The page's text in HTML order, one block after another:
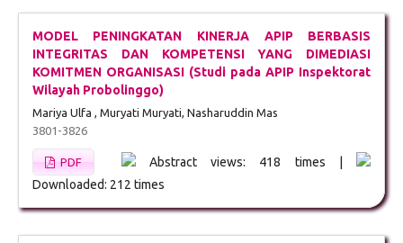
MODEL PENINGKATAN KINERJA APIP BERBASIS
INTEGRITAS DAN KOMPETENSI YANG DIMEDIASI
KOMITMEN ORGANISASI (Studi pada APIP Inspektorat
Wilayah Probolinggo)
Mariya Ulfa , Muryati Muryati, Nasharuddin Mas
3801-3826
PDF
Abstract views: 418 times |
Downloaded: 212 times